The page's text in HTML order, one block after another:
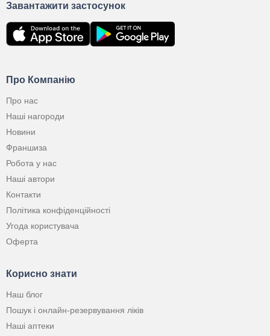
Про Компанію
Про нас
Наші нагороди
Новини
Франшиза
Робота у нас
Наші автори
Контакти
Політика конфіденційності
Угода користувача
Оферта
Корисно знати
Наш блог
Пошук і онлайн-резервування ліків
Наші аптеки
Завантажити застосунок